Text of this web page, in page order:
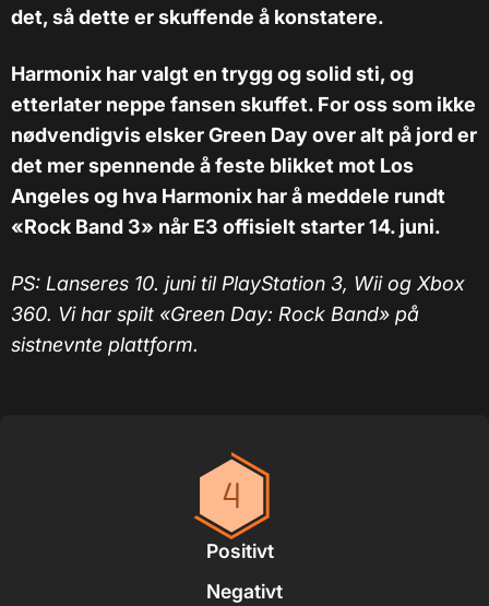
det, så dette er skuffende å konstatere.
Harmonix har valgt en trygg og solid sti, og
etterlater neppe fansen skuffet. For oss som ikke
nødvendigvis elsker Green Day over alt på jord er
det mer spennende å feste blikket mot Los
Angeles og hva Harmonix har å meddele rundt
«Rock Band 3» når E3 offisielt starter 14. juni.
PS: Lanseres 10. juni til PlayStation 3, Wii og Xbox
360. Vi har spilt «Green Day: Rock Band» på
sistnevnte plattform.
Positivt
Negativt